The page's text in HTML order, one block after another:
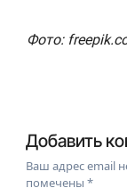
Фото:
Добавить
Ваш адрес email
помечены*